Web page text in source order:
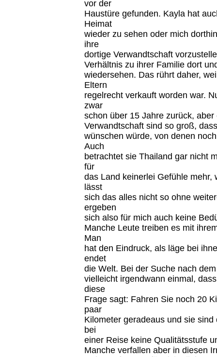
vor der
Haustüre gefunden. Kayla hat
Heimat
wieder zu sehen oder mich
ihre
dortige Verwandtschaft
Verhältnis zu ihrer Familie dort
wiedersehen. Das rührt daher,
Eltern
regelrecht verkauft worden war.
zwar
schon über 15 Jahre zurück,
Verwandtschaft sind so groß,
wünschen würde, von denen
Auch
betrachtet sie Thailand gar nicht
für
das Land keinerlei Gefühle
lässt
sich das alles nicht so ohne
ergeben
sich also für mich auch keine
Manche Leute treiben es mit
Man
hat den Eindruck, als läge bei
endet
die Welt. Bei der Suche nach
vielleicht irgendwann einmal,
diese
Frage sagt: Fahren Sie noch 20
paar
Kilometer geradeaus und sie
bei
einer Reise keine Qualitätsstufe
Manche verfallen aber in diesen